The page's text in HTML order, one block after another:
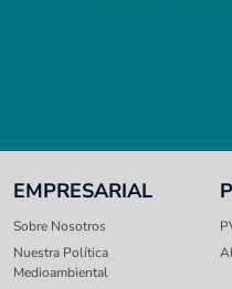
EMPRESARIAL
Sobre Nosotros
Nuestra Política
Medioambiental